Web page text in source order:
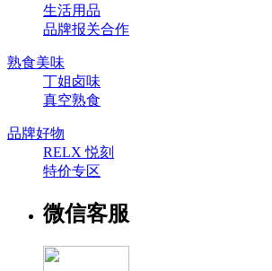
生活用品
品牌报关合作
熟食美味
丁姐卤味
真空熟食
品牌好物
RELX 悦刻
特价专区
微信客服